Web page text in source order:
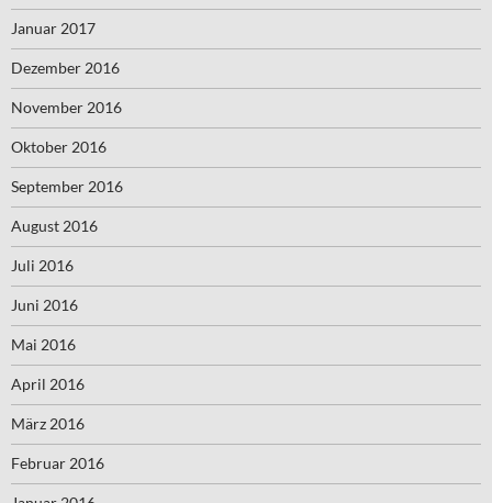
Januar 2017
Dezember 2016
November 2016
Oktober 2016
September 2016
August 2016
Juli 2016
Juni 2016
Mai 2016
April 2016
März 2016
Februar 2016